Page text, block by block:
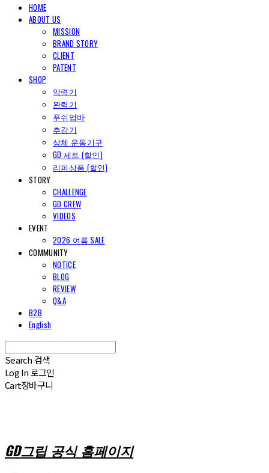
HOME
ABOUT US
MISSION
BRAND STORY
CLIENT
PATENT
SHOP
악력기
완력기
푸쉬업바
추감기
상체 운동기구
GD 세트 (할인)
리퍼상품 (할인)
STORY
CHALLENGE
GD CREW
VIDEOS
EVENT
2026 여름 SALE
COMMUNITY
NOTICE
BLOG
REVIEW
Q&A
B2B
English
Search 검색
Log In로그인
Cart장바구니
GD그립 공식 홈페이지